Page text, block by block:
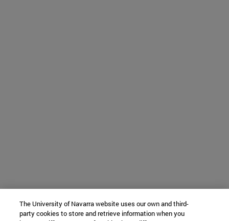
The University of Navarra website uses our own and third-
party cookies to store and retrieve information when you